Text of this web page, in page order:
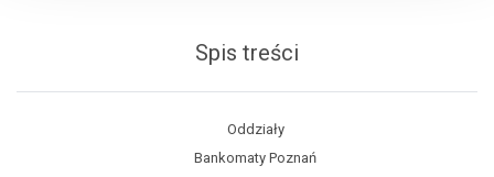
Spis treści
Oddziały
Bankomaty Poznań